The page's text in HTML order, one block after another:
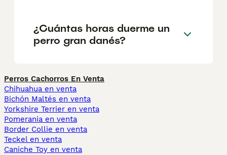
¿Cuántas horas duerme un
perro gran danés?
Perros Cachorros En Venta
Chihuahua en venta
Bichón Maltés en venta
Yorkshire Terrier en venta
Pomerania en venta
Border Collie en venta
Teckel en venta
Caniche Toy en venta